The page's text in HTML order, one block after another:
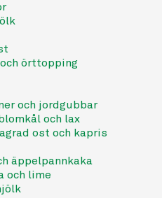
örttopping
och jordgubbar
och lax
ost och kapris
äppelpannkaka
och lime